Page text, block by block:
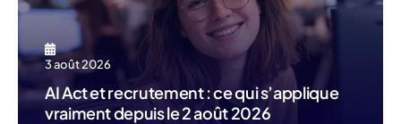
3 août 2026
AI Act et recrutement : ce qui s’applique
vraiment depuis le 2 août 2026